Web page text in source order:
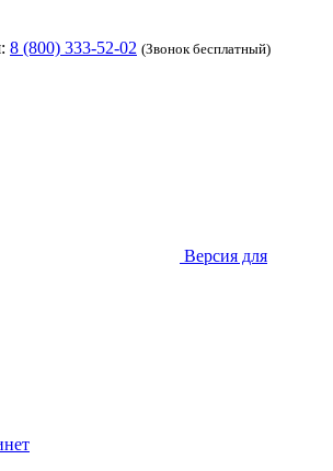
8 (800) 333-52-02 (Звонок бесплатный)
Версия для